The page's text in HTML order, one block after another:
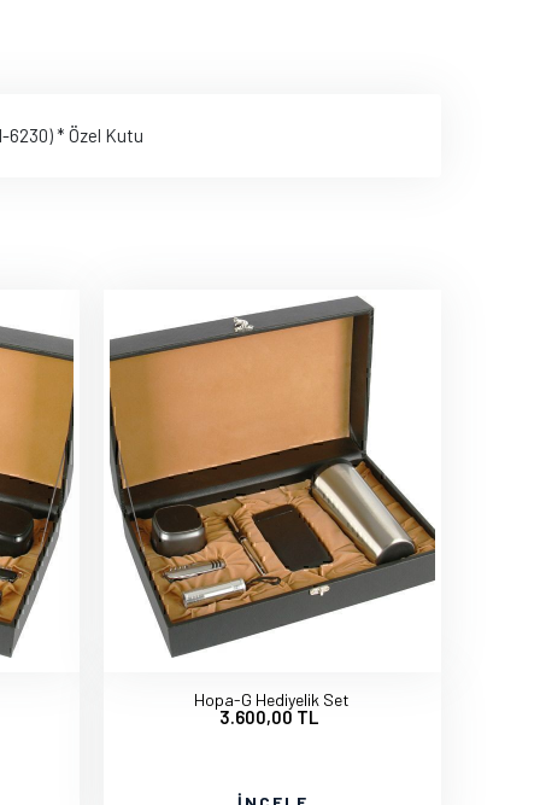
6230) * Özel Kutu
Hopa-G Hediyelik Set
3.600,00 TL